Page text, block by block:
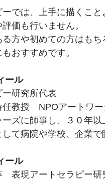
では、上手に描くこ
価も行いません。
方や初めての方はも
おすすめです。
ール
研究所代表
任教授　NPOアートワ
ズに師事し、３０年
て病院や学校、企業
ール
　表現アートセラピー